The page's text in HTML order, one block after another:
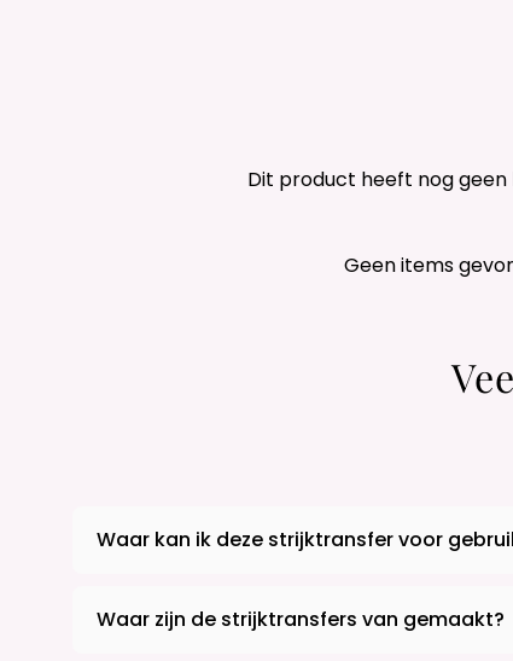
Dit product heeft nog
Geen items
Waar kan ik deze strijktransfer voor
Waar zijn de strijktransfers van gemaakt?